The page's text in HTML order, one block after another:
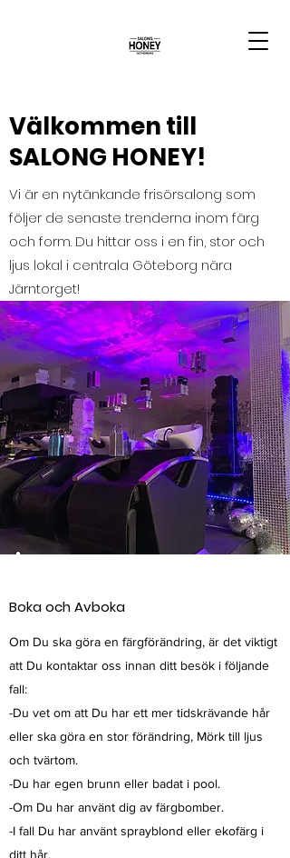
Välkommen till
SALONG HONEY!
Vi är en nytänkande frisörsalong som
följer de senaste trenderna inom färg
och form. Du hittar oss i en fin, stor och
ljus lokal i centrala Göteborg nära
Järntorget!
Boka och Avboka
Om Du ska göra en färgförändring, är det viktigt
att Du kontaktar oss innan ditt besök i följande
fall:
-Du vet om att Du har ett mer tidskrävande hår
eller ska göra en stor förändring, Mörk till ljus
och tvärtom.
-Du har egen brunn eller badat i pool.
-Om Du har använt dig av färgbomber.
-I fall Du har använt sprayblond eller ekofärg i
ditt hår.